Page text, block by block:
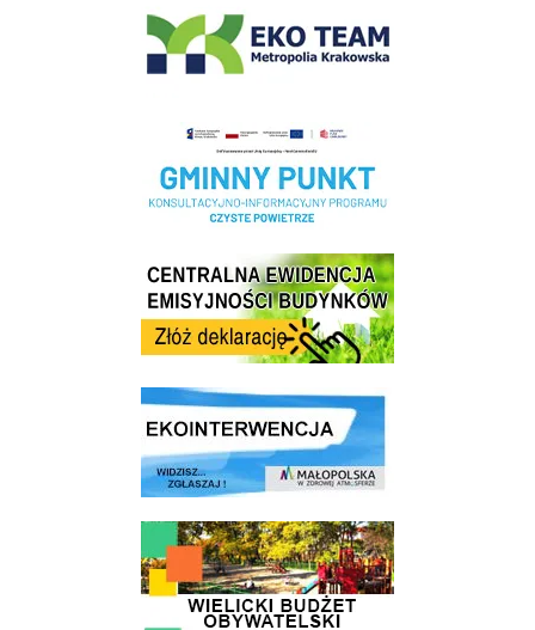
Realizacja Programu Czyste Powietrze w Gminie Wieliczka
Centrala Ewidencja Emisyjności Budynków - złóż deklarację
link do strony ekointerwencja dot.- powietrza
link do strony - Wielicki Budżet Obywatelski